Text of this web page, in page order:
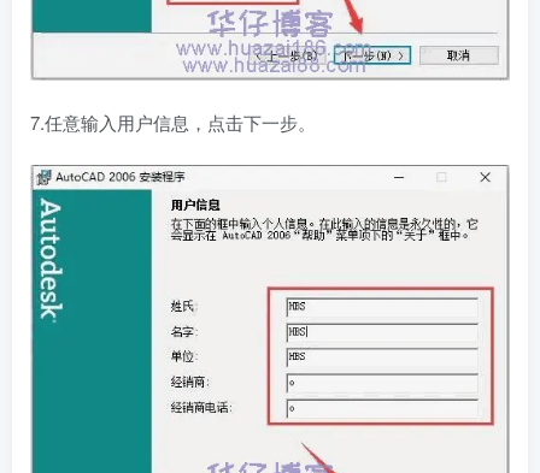
7.任意输入用户信息，点击下一步。